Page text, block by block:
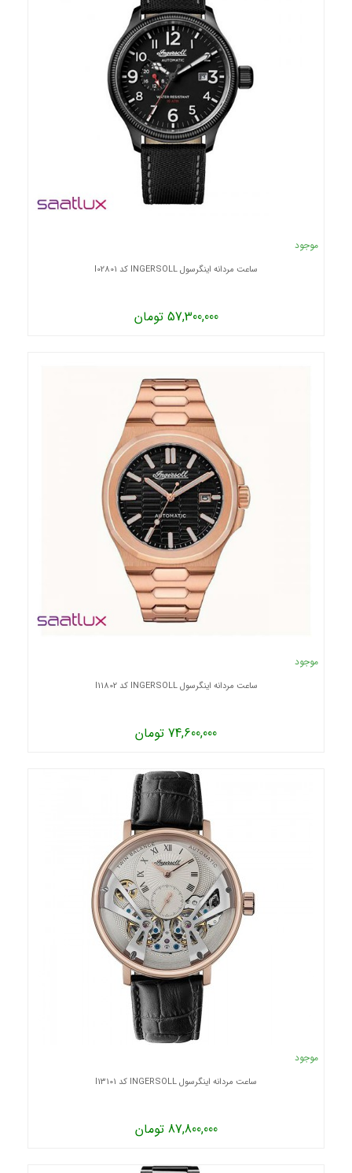
موجود
ساعت مردانه اینگرسول INGERSOLL کد I02801
57,300,000 تومان
موجود
ساعت مردانه اینگرسول INGERSOLL کد I11802
74,600,000 تومان
موجود
ساعت مردانه اینگرسول INGERSOLL کد I13101
87,800,000 تومان